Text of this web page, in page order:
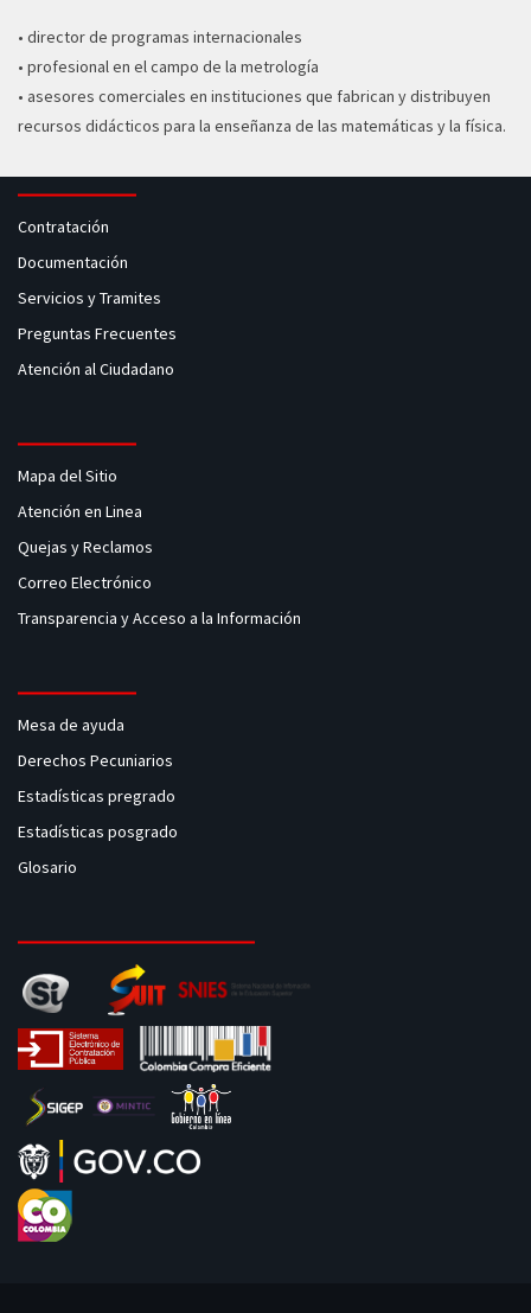
• director de programas internacionales
• profesional en el campo de la metrología
• asesores comerciales en instituciones que fabrican y distribuyen
recursos didácticos para la enseñanza de las matemáticas y la física.
Contratación
Documentación
Servicios y Tramites
Preguntas Frecuentes
Atención al Ciudadano
Mapa del Sitio
Atención en Linea
Quejas y Reclamos
Correo Electrónico
Transparencia y Acceso a la Información
Mesa de ayuda
Derechos Pecuniarios
Estadísticas pregrado
Estadísticas posgrado
Glosario